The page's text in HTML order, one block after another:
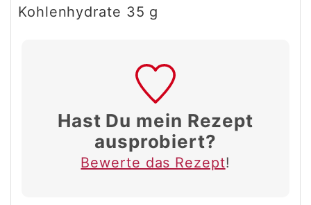
Kohlenhydrate 35 g
Hast Du mein Rezept
ausprobiert?
Bewerte das Rezept!